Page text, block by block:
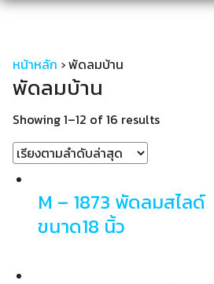
Skip
หน้าหลัก ›พัดลมบ้าน
พัดลมบ้าน
Showing 1–12 of 16 results
M – 1873 พัดลมสไลด์
ขนาด18 นิ้ว